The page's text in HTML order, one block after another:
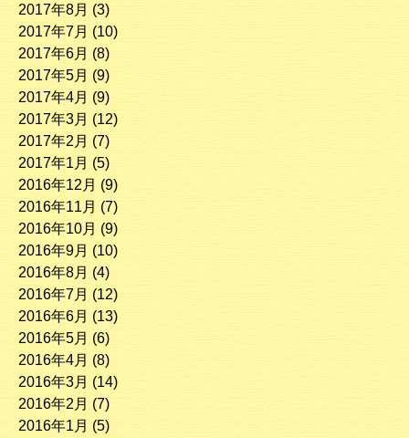
2017年8月 (3)
2017年7月 (10)
2017年6月 (8)
2017年5月 (9)
2017年4月 (9)
2017年3月 (12)
2017年2月 (7)
2017年1月 (5)
2016年12月 (9)
2016年11月 (7)
2016年10月 (9)
2016年9月 (10)
2016年8月 (4)
2016年7月 (12)
2016年6月 (13)
2016年5月 (6)
2016年4月 (8)
2016年3月 (14)
2016年2月 (7)
2016年1月 (5)